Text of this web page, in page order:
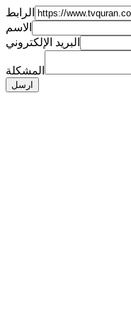
الرابط
الاسم
البريد الإلكتروني
المشكلة
ارسل